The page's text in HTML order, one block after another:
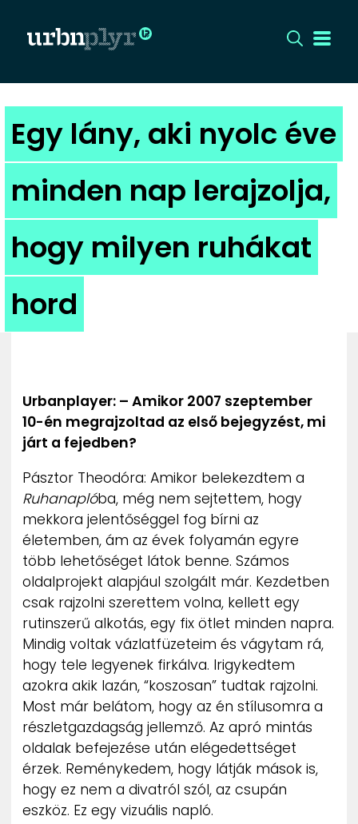
CÍMLAP
DIZÁJN
DIVAT
HIP
MÉDIAAJÁNLAT
IMPRESSZUM
Egy lány, aki nyolc éve
minden nap lerajzolja,
hogy milyen ruhákat
hord
Urbanplayer: – Amikor 2007 szeptember
10-én megrajzoltad az első bejegyzést, mi
járt a fejedben?
Pásztor Theodóra: Amikor belekezdtem a
Ruhanaplóba, még nem sejtettem, hogy
mekkora jelentőséggel fog bírni az
életemben, ám az évek folyamán egyre
több lehetőséget látok benne. Számos
oldalprojekt alapjául szolgált már. Kezdetben
csak rajzolni szerettem volna, kellett egy
rutinszerű alkotás, egy fix ötlet minden napra.
Mindig voltak vázlatfüzeteim és vágytam rá,
hogy tele legyenek firkálva. Irigykedtem
azokra akik lazán, “koszosan” tudtak rajzolni.
Most már belátom, hogy az én stílusomra a
részletgazdagság jellemző. Az apró mintás
oldalak befejezése után elégedettséget
érzek. Reménykedem, hogy látják mások is,
hogy ez nem a divatról szól, az csupán
eszköz. Ez egy vizuális napló.